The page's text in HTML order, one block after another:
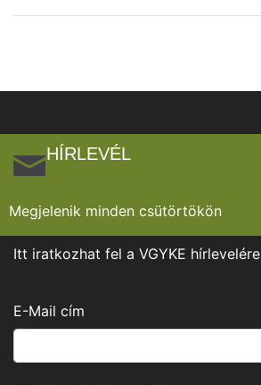
HÍRLEVÉL
Megjelenik minden csütörtökön
Itt iratkozhat fel a VGYKE hírlevelére
E-Mail cím